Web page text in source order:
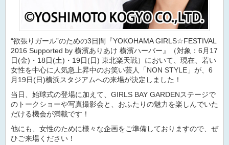
“欲張りガール”のための3日間『YOKOHAMA GIRLS☆FESTIVAL
2016 Supported by 横濱ありあけ 横濱ハーバー』（対象：6月17
日(金)・18日(土)・19日(日) 東北楽天戦）において、現在、若い
女性を中心に人気急上昇中のお笑い芸人「NON STYLE」が、6
月19日(日)横浜スタジアムへの来場が決定しました！
当日、始球式の登場に加えて、GIRLS BAY GARDENステージで
のトークショーや写真撮影会と、おふたりの魅力を楽しんでいた
だける機会が満載です！
他にも、女性のために様々な企画をご準備しておりますので、ぜ
ひご来場ください！